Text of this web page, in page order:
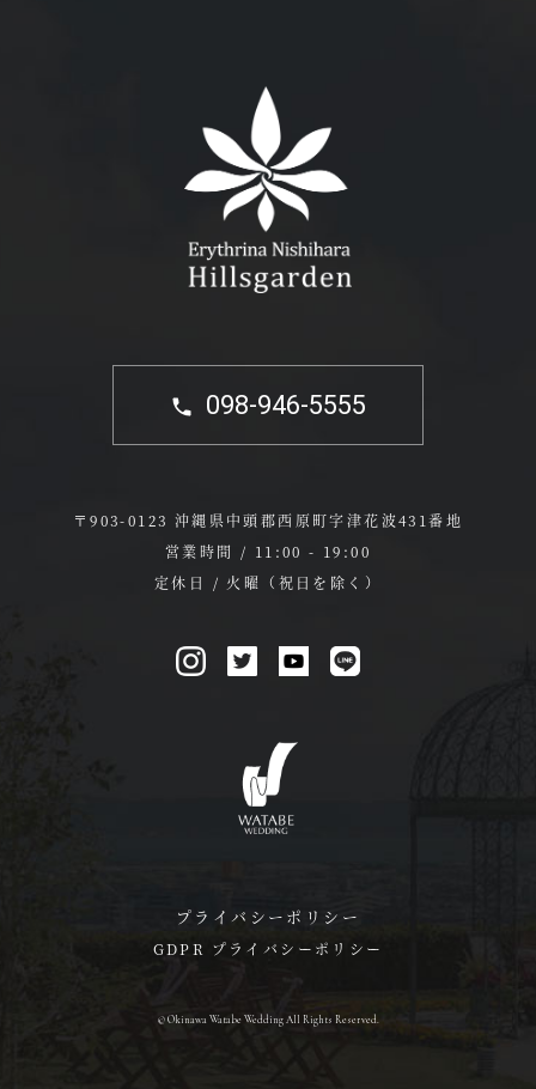
098-946-5555
〒903-0123 沖縄県中頭郡西原町字津花波431番地
営業時間 / 11:00 - 19:00
定休日 / 火曜（祝日を除く）
プライバシーポリシー
GDPR プライバシーポリシー
© Okinawa Watabe Wedding All Rights Reserved.